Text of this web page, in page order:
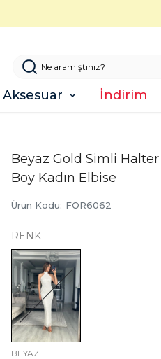
Aksesuar İndirim
Beyaz Gold Simli Halter
Boy Kadın Elbise
Ürün Kodu: FOR6062
RENK
BEYAZ